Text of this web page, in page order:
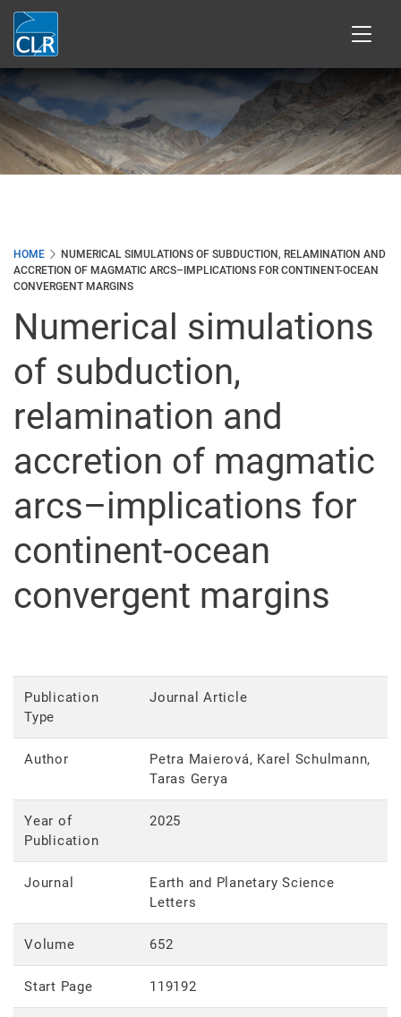
Přejít
hlavnímu
obsahu
HOME
NUMERICAL SIMULATIONS OF SUBDUCTION, RELAMINATION AND
ACCRETION OF MAGMATIC ARCS–IMPLICATIONS FOR CONTINENT-OCEAN
CONVERGENT MARGINS
Numerical simulations
of subduction,
relamination and
accretion of magmatic
arcs–implications for
continent-ocean
convergent margins
Publication
Type
Journal Article
Author
Petra Maierová, Karel Schulmann,
Taras Gerya
Year of
Publication
2025
Journal
Earth and Planetary Science
Letters
Volume 652
Start Page 119192